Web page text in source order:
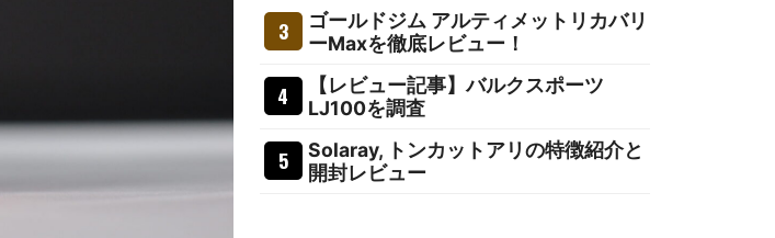
ゴールドジム アルティメットリカバリ
ーMaxを徹底レビュー！
【レビュー記事】バルクスポーツ
LJ100を調査
Solaray, トンカットアリの特徴紹介と
開封レビュー